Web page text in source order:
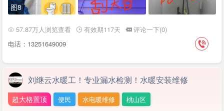
图8
57.87万人浏览查看 有效期117天
评论一下(0)
电话：13251649009
刘继云水暖工！专业漏水检测！水暖安装维修
超大格置顶 便民 水电暖维修 桃山区